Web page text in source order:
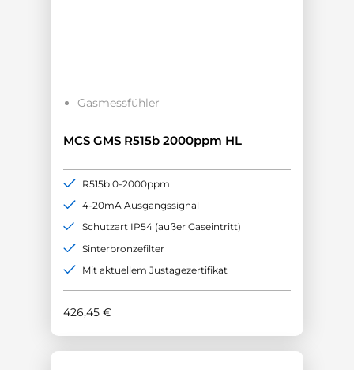
Gasmessfühler
MCS GMS R515b 2000ppm HL
426,45 €
R515b 0-2000ppm
4-20mA Ausgangssignal
Schutzart IP54 (außer Gaseintritt)
Sinterbronzefilter
Mit aktuellem Justagezertifikat